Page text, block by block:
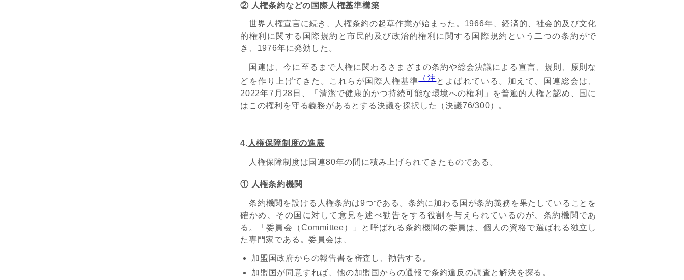
② 人権条約などの国際人権基準構築
世界人権宣言に続き、人権条約の起草作業が始まった。1966年、経済的、社会的及び文化
的権利に関する国際規約と市民的及び政治的権利に関する国際規約という二つの条約がで
き、1976年に発効した。
国連は、今に至るまで人権に関わるさまざまの条約や総会決議による宣言、規則、原則な
どを作り上げてきた。これらが国際人権基準 （注とよばれている。加えて、国連総会は、
2022年7月28日、「清潔で健康的かつ持続可能な環境への権利」を普遍的人権と認め、国に
はこの権利を守る義務があるとする決議を採択した（決議76/300）。
4. 人権保障制度の進展
人権保障制度は国連80年の間に積み上げられてきたものである。
① 人権条約機関
条約機関を設ける人権条約は9つである。条約に加わる国が条約義務を果たしていることを
確かめ、その国に対して意見を述べ勧告をする役割を与えられているのが、条約機関であ
る。「委員会（Committee）」と呼ばれる条約機関の委員は、個人の資格で選ばれる独立し
た専門家である。委員会は、
加盟国政府からの報告書を審査し、勧告する。
加盟国が同意すれば、他の加盟国からの通報で条約違反の調査と解決を探る。